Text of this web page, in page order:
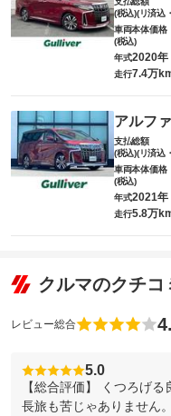
(税込)(リ済込
車両本体価格
(税込)
年式2020年
走行7.4万
アルフ
支払総額
(税込)(リ済込
車両本体価格
(税込)
年式2021年
走行5.8万
クルマのクチコ
レビュー総合
5.0
【総合評価】 くつろげ
長旅も苦じゃありません